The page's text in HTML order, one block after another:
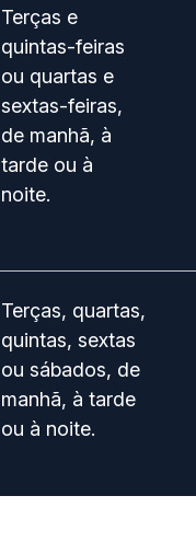
Terças e
quintas-feiras
ou quartas e
sextas-feiras,
de manhã, à
tarde ou à
noite.
Terças, quartas,
quintas, sextas
ou sábados, de
manhã, à tarde
ou à noite.